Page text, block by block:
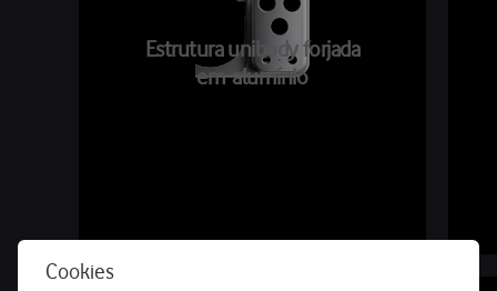
Cookies
Estrutura unibody forjada
em alumínio